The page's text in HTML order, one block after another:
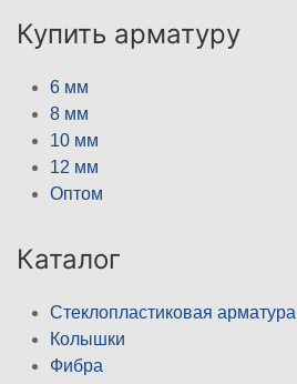
Купить арматуру
6 мм
8 мм
10 мм
12 мм
Оптом
Каталог
Стеклопластиковая арматура
Колышки
Фибра